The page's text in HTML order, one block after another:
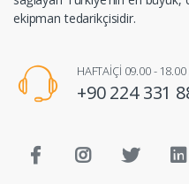
ekipman tedarikçisidir.
HAFTAİÇİ 09.00 - 18.00
+90 224 331